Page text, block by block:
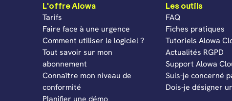
L'offre Alowa
Tarifs
Faire face à une urgence
Comment utiliser le logiciel ?
Tout savoir sur mon
abonnement
Connaître mon niveau de
conformité
Planifier une démo
Les outils
FAQ
Fiches pratiques
Tutoriels Alowa
Actualités RGPD
Support Alowa
Suis-je concerné
Dois-je désigner